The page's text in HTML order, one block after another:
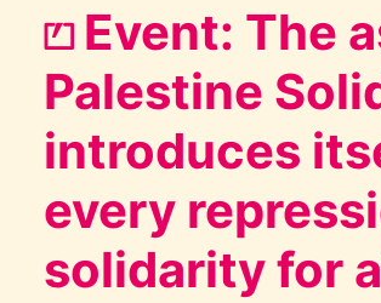
⏍ Event: The
Palestine
introduces
every
solidarity for